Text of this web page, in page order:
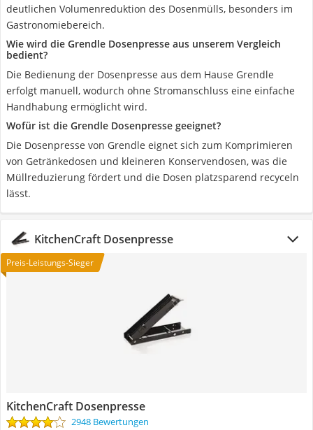
deutlichen Volumenreduktion des Dosenmülls, besonders im
Gastronomiebereich.
Wie wird die Grendle Dosenpresse aus unserem Vergleich
bedient?
Die Bedienung der Dosenpresse aus dem Hause Grendle
erfolgt manuell, wodurch ohne Stromanschluss eine einfache
Handhabung ermöglicht wird.
Wofür ist die Grendle Dosenpresse geeignet?
Die Dosenpresse von Grendle eignet sich zum Komprimieren
von Getränkedosen und kleineren Konservendosen, was die
Müllreduzierung fördert und die Dosen platzsparend recyceln
lässt.
KitchenCraft Dosenpresse
Preis-Leistungs-Sieger
KitchenCraft Dosenpresse
2948 Bewertungen